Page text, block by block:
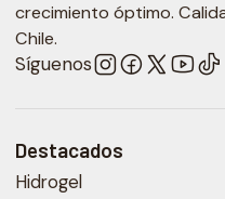
crecimiento óptimo.
Chile.
Síguenos
Destacados
Hidrogel